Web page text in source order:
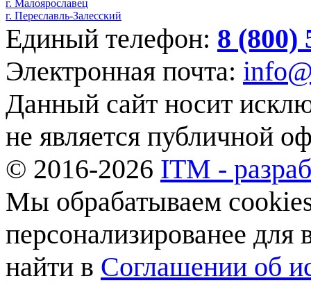
г. Малоярославец
г. Переславль-Залесский
Единый телефон: 8 (800)
Электронная почта:
Данный сайт носит
не является публичной
© 2016-2026 ITM -
Мы обрабатываем
персонализированее
найти в Соглашении об